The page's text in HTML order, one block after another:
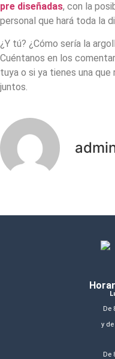
pre diseñadas, con la
personal que hará toda la
¿Y tú? ¿Cómo sería la
Cuéntanos en los
tuya o si ya tienes una
juntos.
De
y
De